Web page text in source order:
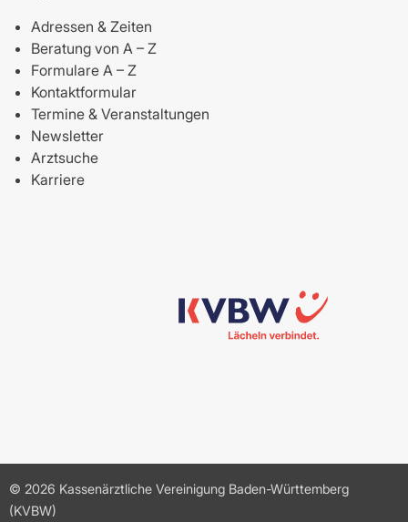
Adressen & Zeiten
Beratung von A – Z
Formulare A – Z
Kontaktformular
Termine & Veranstaltungen
Newsletter
Arztsuche
Karriere
© 2026 Kassenärztliche Vereinigung Baden-Württemberg
(KVBW)